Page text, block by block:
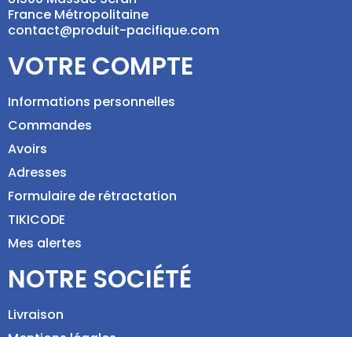
France Métropolitaine
contact@produit-pacifique.com
VOTRE COMPTE
Informations personnelles
Commandes
Avoirs
Adresses
Formulaire de rétractation
TIKICODE
Mes alertes
NOTRE SOCIÉTÉ
Livraison